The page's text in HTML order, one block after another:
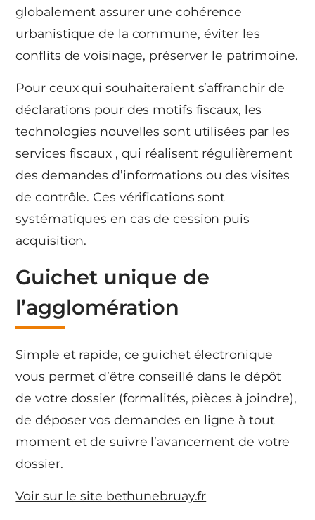
globalement assurer une cohérence
urbanistique de la commune, éviter les
conflits de voisinage, préserver le patrimoine.
Pour ceux qui souhaiteraient s’affranchir de
déclarations pour des motifs fiscaux, les
technologies nouvelles sont utilisées par les
services fiscaux , qui réalisent régulièrement
des demandes d’informations ou des visites
de contrôle. Ces vérifications sont
systématiques en cas de cession puis
acquisition.
Guichet unique de
l’agglomération
Simple et rapide, ce guichet électronique
vous permet d’être conseillé dans le dépôt
de votre dossier (formalités, pièces à joindre),
de déposer vos demandes en ligne à tout
moment et de suivre l’avancement de votre
dossier.
Voir sur le site bethunebruay.fr